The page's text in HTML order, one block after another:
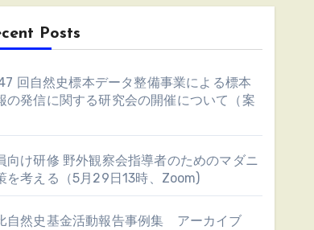
Posts
回自然史標本データ整備事業による標本
の発信に関する研究会の開催について（案
向け研修 野外観察会指導者のためのマダニ
を考える（5月29日13時、Zoom)
自然史基金活動報告事例集 アーカイブ